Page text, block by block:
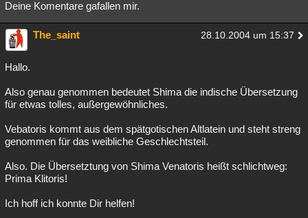
Philosophie Literatur
Astronomie
Musik Clash Verbesserungen Allmystery English
Übersichten
Besucht Teilgenommen Alle Neue Geschlossen
Deine Komentare gafallen mir.
The_saint 28.10.2004 um 15:37
Hallo.
Also genau genommen bedeutet Shima die indische Übersetzung
für etwas tolles, außergewöhnliches.
Vebatoris kommt aus dem spätgotischen Altlatein und steht streng
genommen für das weibliche Geschlechtsteil.
Also. Die Übersetztung von Shima Venatoris heißt schlichtweg:
Prima Klitoris!
Ich hoff ich konnte Dir helfen!